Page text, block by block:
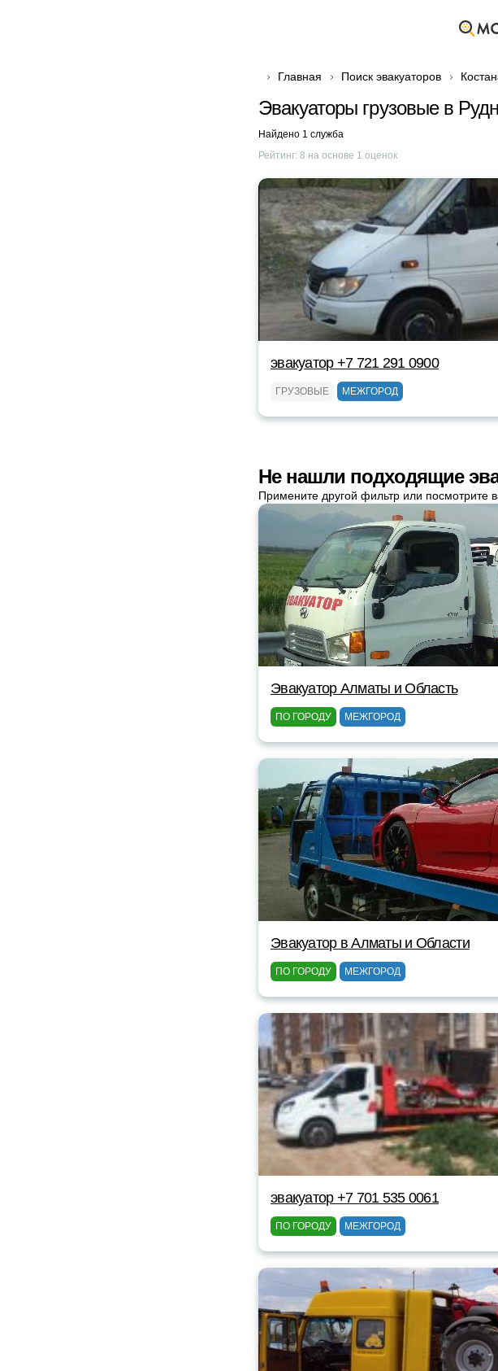
Главная Поиск эвакуаторов
Эвакуаторы грузовые в
Найдено 1 служба
Рейтинг: 8 на основе 1 оценок
эвакуатор +7 721 291 0900
ГРУЗОВЫЕ МЕЖГОРОД
Не нашли подходящие
Примените другой фильтр или посмотрите
Эвакуатор Алматы и Область
ПО ГОРОДУ МЕЖГОРОД
Эвакуатор в Алматы и Области
ПО ГОРОДУ МЕЖГОРОД
эвакуатор +7 701 535 0061
ПО ГОРОДУ МЕЖГОРОД